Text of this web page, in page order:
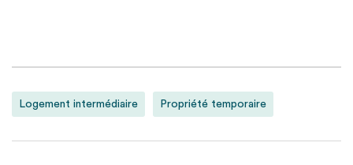
Logement intermédiaire Propriété temporaire